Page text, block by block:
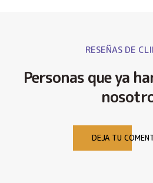
RESEÑAS DE
Personas que ya
DEJA TU